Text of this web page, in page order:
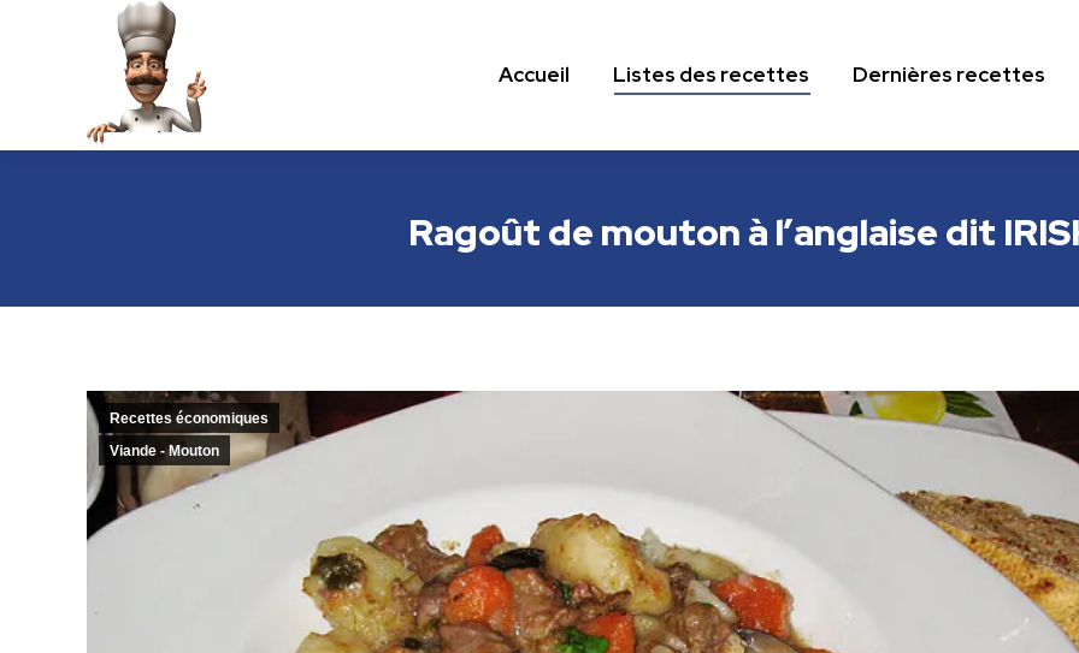
Les recettes de cuisine.com Accueil Listes des recettes Dernières recettes
Ragoût de mouton à l’anglaise dit
Recettes économiques
Viande - Mouton